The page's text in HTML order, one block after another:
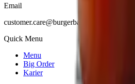
Email
customer.care@burgerbangorindonesia.com
Quick Menu
Menu
Big Order
Karier